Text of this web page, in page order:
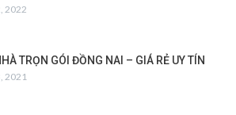
2022
TRỌN GÓI ĐỒNG NAI – GIÁ RẺ UY TÍN
2021